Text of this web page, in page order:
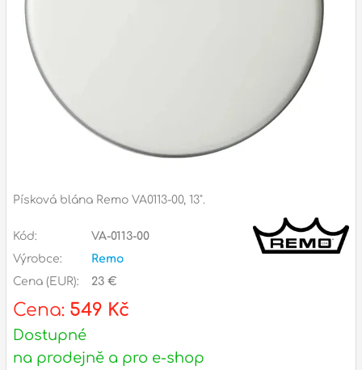
Dárkové předměty
Noty a knihy
Pro děti
Písková blána Remo VA0113-00, 13".
Kód:
VA-0113-00
Výrobce:
Remo
Cena (EUR):
23 €
Cena: 549 Kč
Dostupné
na prodejně a pro e-shop